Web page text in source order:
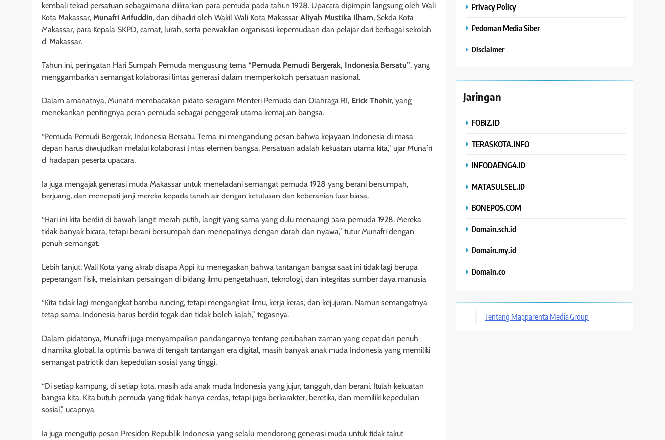
kembali tekad persatuan sebagaimana diikrarkan para pemuda pada tahun 1928. Upacara dipimpin langsung oleh Wali
Kota Makassar, Munafri Arifuddin, dan dihadiri oleh Wakil Wali Kota Makassar Aliyah Mustika Ilham, Sekda Kota
Makassar, para Kepala SKPD, camat, lurah, serta perwakilan organisasi kepemudaan dan pelajar dari berbagai sekolah
di Makassar.
Tahun ini, peringatan Hari Sumpah Pemuda mengusung tema “Pemuda Pemudi Bergerak, Indonesia Bersatu”, yang
menggambarkan semangat kolaborasi lintas generasi dalam memperkokoh persatuan nasional.
Dalam amanatnya, Munafri membacakan pidato seragam Menteri Pemuda dan Olahraga RI, Erick Thohir, yang
menekankan pentingnya peran pemuda sebagai penggerak utama kemajuan bangsa.
“Pemuda Pemudi Bergerak, Indonesia Bersatu. Tema ini mengandung pesan bahwa kejayaan Indonesia di masa
depan harus diwujudkan melalui kolaborasi lintas elemen bangsa. Persatuan adalah kekuatan utama kita,” ujar Munafri
di hadapan peserta upacara.
Ia juga mengajak generasi muda Makassar untuk meneladani semangat pemuda 1928 yang berani bersumpah,
berjuang, dan menepati janji mereka kepada tanah air dengan ketulusan dan keberanian luar biasa.
“Hari ini kita berdiri di bawah langit merah putih, langit yang sama yang dulu menaungi para pemuda 1928. Mereka
tidak banyak bicara, tetapi berani bersumpah dan menepatinya dengan darah dan nyawa,” tutur Munafri dengan
penuh semangat.
Lebih lanjut, Wali Kota yang akrab disapa Appi itu menegaskan bahwa tantangan bangsa saat ini tidak lagi berupa
peperangan fisik, melainkan persaingan di bidang ilmu pengetahuan, teknologi, dan integritas sumber daya manusia.
“Kita tidak lagi mengangkat bambu runcing, tetapi mengangkat ilmu, kerja keras, dan kejujuran. Namun semangatnya
tetap sama. Indonesia harus berdiri tegak dan tidak boleh kalah,” tegasnya.
Dalam pidatonya, Munafri juga menyampaikan pandangannya tentang perubahan zaman yang cepat dan penuh
dinamika global. Ia optimis bahwa di tengah tantangan era digital, masih banyak anak muda Indonesia yang memiliki
semangat patriotik dan kepedulian sosial yang tinggi.
“Di setiap kampung, di setiap kota, masih ada anak muda Indonesia yang jujur, tangguh, dan berani. Itulah kekuatan
bangsa kita. Kita butuh pemuda yang tidak hanya cerdas, tetapi juga berkarakter, beretika, dan memiliki kepedulian
sosial,” ucapnya.
Ia juga mengutip pesan Presiden Republik Indonesia yang selalu mendorong generasi muda untuk tidak takut
Privacy Policy
Pedoman Media Siber
Disclaimer
Jaringan
FOBIZ.ID
TERASKOTA.INFO
INFODAENG4.ID
MATASULSEL.ID
BONEPOS.COM
Domain.sch.id
Domain.my.id
Domain.co
Tentang Mapparenta Media Group